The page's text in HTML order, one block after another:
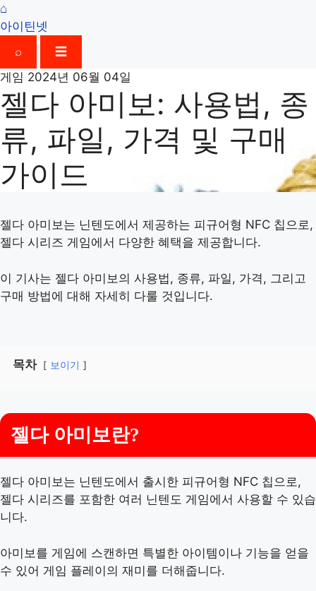
⌂
아이틴넷
⌕
☰
게임 2024년 06월 04일
젤다 아미보: 사용법, 종
류, 파일, 가격 및 구매
가이드
젤다 아미보는 닌텐도에서 제공하는 피규어형 NFC 칩으로,
젤다 시리즈 게임에서 다양한 혜택을 제공합니다.
이 기사는 젤다 아미보의 사용법, 종류, 파일, 가격, 그리고
구매 방법에 대해 자세히 다룰 것입니다.
목차 보이기
젤다 아미보란?
젤다 아미보는 닌텐도에서 출시한 피규어형 NFC 칩으로,
젤다 시리즈를 포함한 여러 닌텐도 게임에서 사용할 수 있습
니다.
아미보를 게임에 스캔하면 특별한 아이템이나 기능을 얻을
수 있어 게임 플레이의 재미를 더해줍니다.